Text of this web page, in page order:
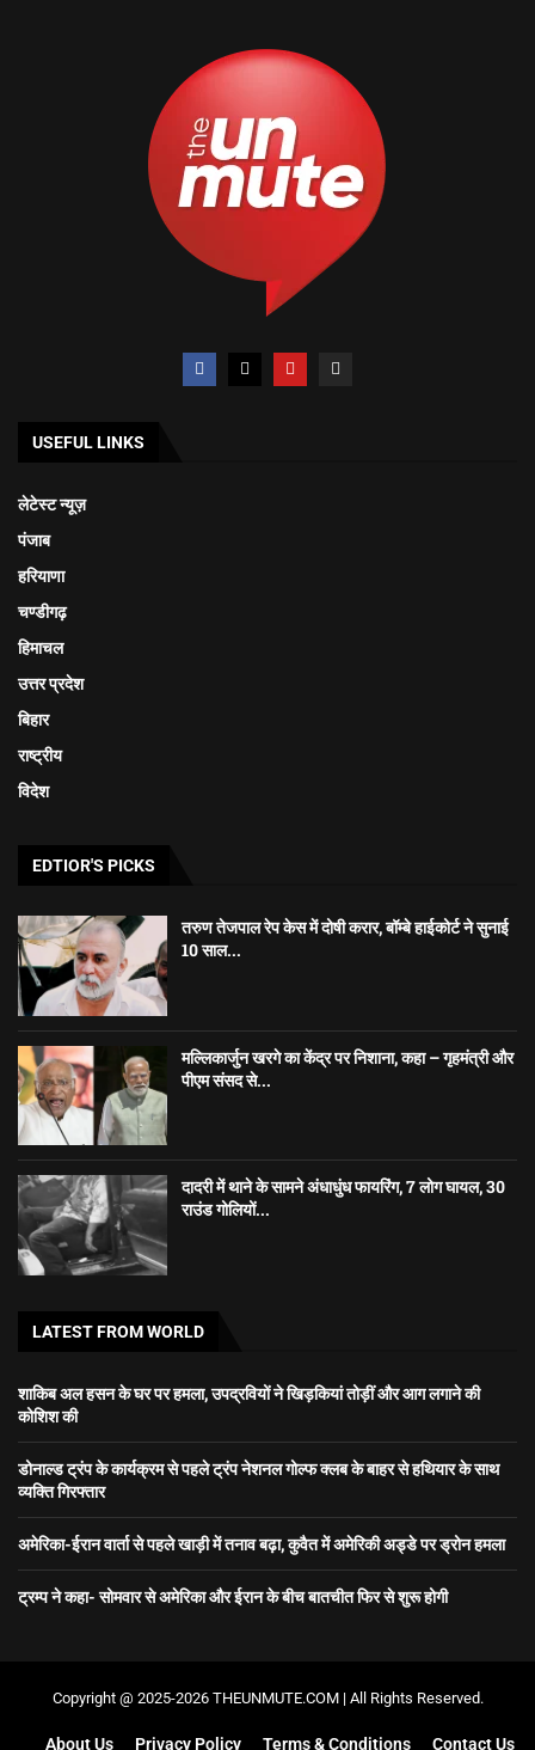
USEFUL LINKS
लेटेस्ट न्यूज़
पंजाब
हरियाणा
चण्डीगढ़
हिमाचल
उत्तर प्रदेश
बिहार
राष्ट्रीय
विदेश
EDTIOR'S PICKS
तरुण तेजपाल रेप केस में दोषी करार, बॉम्बे हाईकोर्ट ने सुनाई
10 साल...
मल्लिकार्जुन खरगे का केंद्र पर निशाना, कहा – गृहमंत्री और
पीएम संसद से...
दादरी में थाने के सामने अंधाधुंध फायरिंग, 7 लोग घायल, 30
राउंड गोलियों...
LATEST FROM WORLD
शाकिब अल हसन के घर पर हमला, उपद्रवियों ने खिड़कियां तोड़ीं और आग लगाने की
कोशिश की
डोनाल्ड ट्रंप के कार्यक्रम से पहले ट्रंप नेशनल गोल्फ क्लब के बाहर से हथियार के साथ
व्यक्ति गिरफ्तार
अमेरिका-ईरान वार्ता से पहले खाड़ी में तनाव बढ़ा, कुवैत में अमेरिकी अड्डे पर ड्रोन हमला
ट्रम्प ने कहा- सोमवार से अमेरिका और ईरान के बीच बातचीत फिर से शुरू होगी
Copyright @ 2025-2026 THEUNMUTE.COM | All Rights Reserved.
About Us Privacy Policy Terms & Conditions Contact Us